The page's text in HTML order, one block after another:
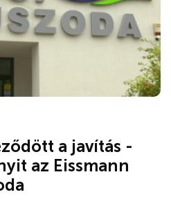
a javítás -
az Eissmann